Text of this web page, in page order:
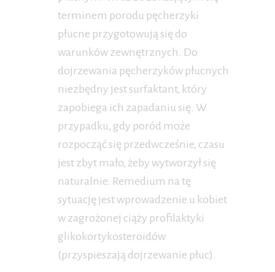
terminem porodu pęcherzyki
płucne przygotowują się do
warunków zewnętrznych. Do
dojrzewania pęcherzyków płucnych
niezbędny jest surfaktant, który
zapobiega ich zapadaniu się. W
przypadku, gdy poród może
rozpocząć się przedwcześnie, czasu
jest zbyt mało, żeby wytworzył się
naturalnie. Remedium na tę
sytuację jest wprowadzenie u kobiet
w zagrożonej ciąży profilaktyki
glikokortykosteroidów
(przyspieszają dojrzewanie płuc).